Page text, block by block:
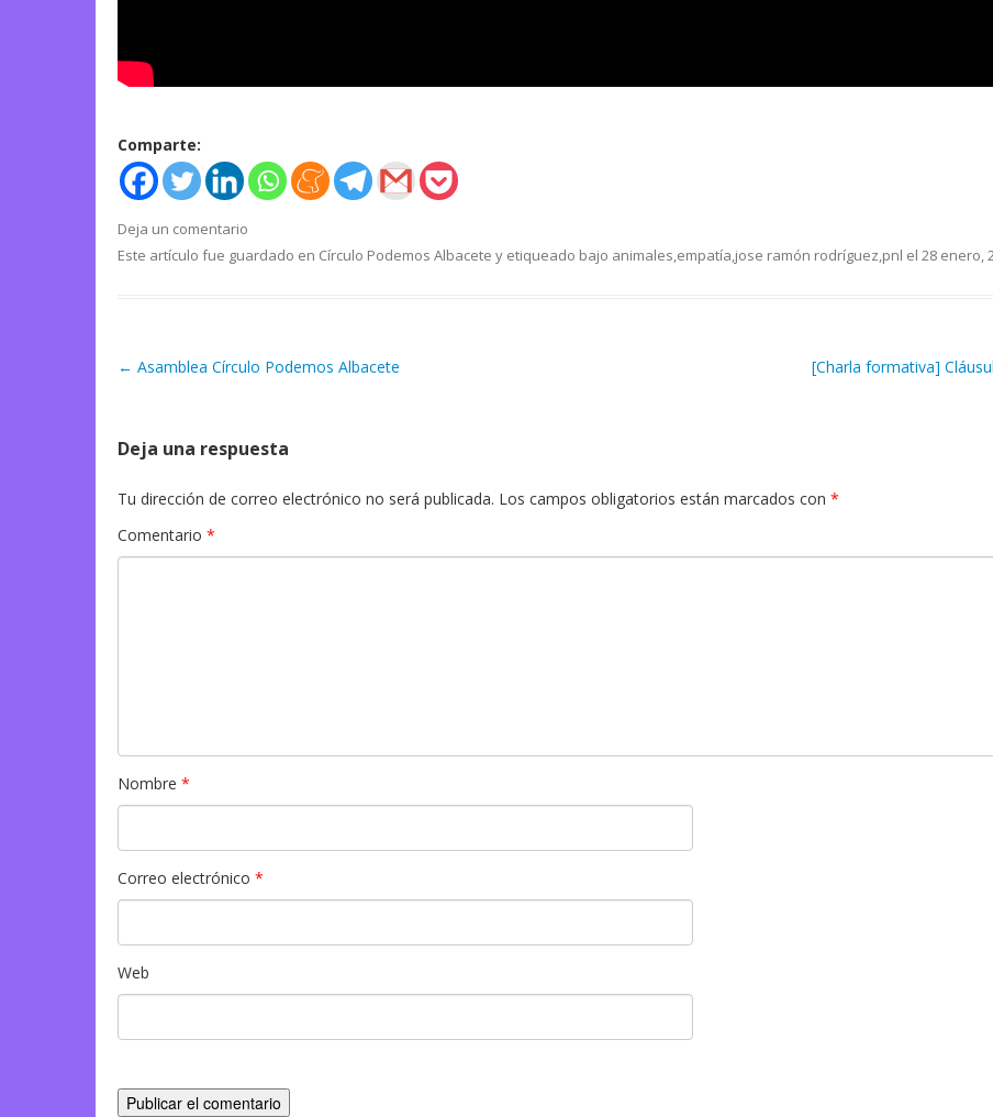
Comparte:
Deja un comentario
Este artículo fue guardado en Círculo Podemos Albacete y etiqueado bajo animales,empatía,jose ramón rodríguez,pnl el 28 enero,
Navegación de artículos
← Asamblea Círculo Podemos Albacete [Charla formativa]
Deja una respuesta
Tu dirección de correo electrónico no será publicada. Los campos obligatorios están marcados con *
Comentario *
Nombre *
Correo electrónico *
Web